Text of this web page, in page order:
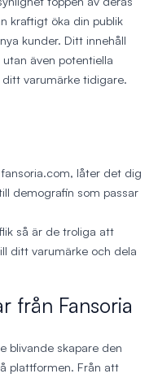
kraftigt öka din publik
kunder. Ditt innehåll
även potentiella
varumärke tidigare.
låter det dig
demografin som passar
så är de troliga att
ditt varumärke och dela
från Fansoria
blivande skapare den
plattformen. Från att